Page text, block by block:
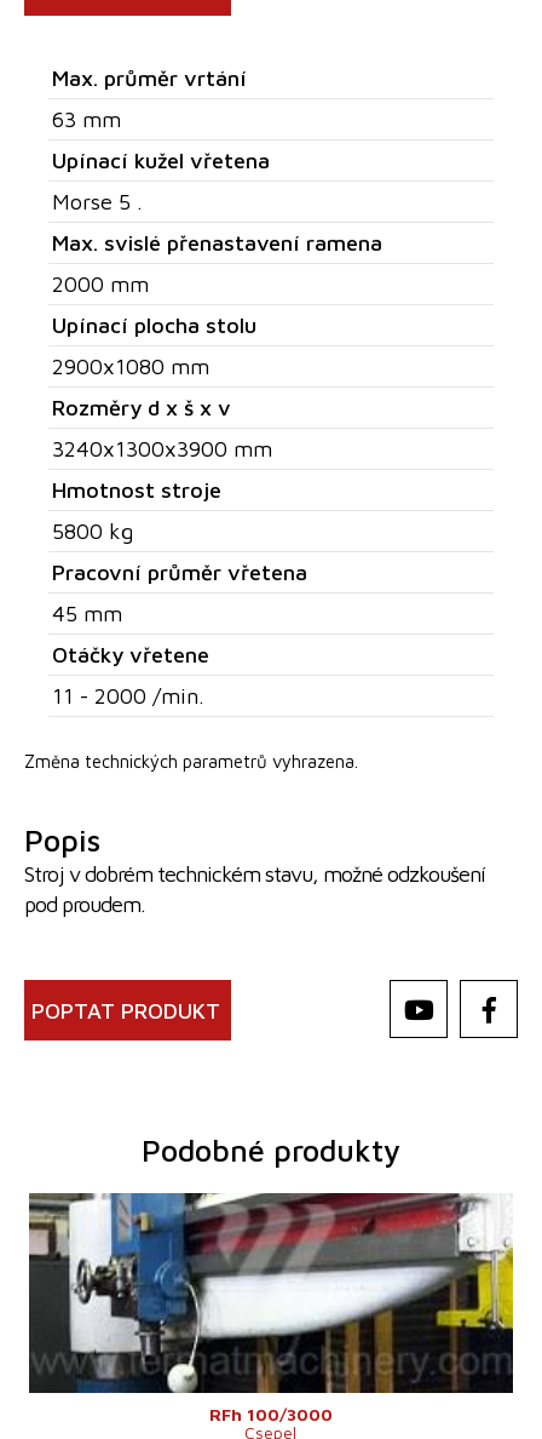
Max. průměr vrtání
63 mm
Upínací kužel vřetena
Morse 5 .
Max. svislé přenastavení ramena
2000 mm
Upínací plocha stolu
2900x1080 mm
Rozměry d x š x v
3240x1300x3900 mm
Hmotnost stroje
5800 kg
Pracovní průměr vřetena
45 mm
Otáčky vřetene
11 - 2000 /min.
Změna technických parametrů vyhrazena.
Popis
Stroj v dobrém technickém stavu, možné odzkoušení
pod proudem.
POPTAT PRODUKT
Podobné produkty
Rok výroby:
0
Max. průměr vrtání
100 mm
Upínací kužel vřetena
Mo 6 .
Max. pohyb vřeteníku po rameni3000 mm
Rozměry d x š x v
4390x1550x4130 mm
Hmotnost stroje
14500 kg
Řídící systém
ne
RFh 100/3000
Csepel